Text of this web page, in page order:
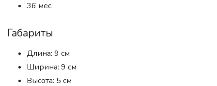
36 мес.
Габариты
Длина: 9 см
Ширина: 9 см
Высота: 5 см